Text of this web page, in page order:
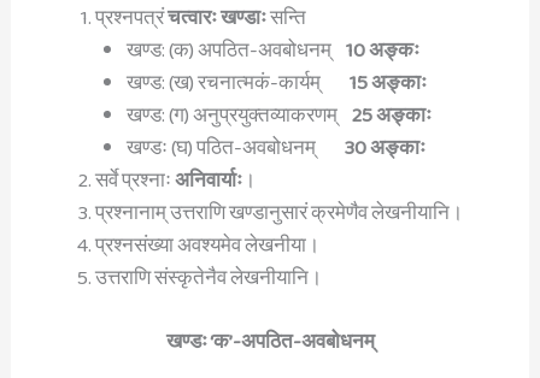
प्रश्नपत्रंचत्वारः खण्डाःसन्ति
खण्ड: (क) अपठित-अवबोधनम् 10 अङ्कः
खण्ड: (ख) रचनात्मकं-कार्यम् 15 अङ्काः
खण्ड: (ग) अनुप्रयुक्तव्याकरणम् 25 अङ्काः
खण्डः (घ) पठित-अवबोधनम् 30 अङ्काः
सर्वे प्रश्नाःअनिवार्याः।
प्रश्नानाम् उत्तराणि खण्डानुसारं क्रमेणैव लेखनीयानि।
प्रश्नसंख्या अवश्यमेव लेखनीया।
उत्तराणि संस्कृतेनैव लेखनीयानि।
खण्डः ‘क’-अपठित-अवबोधनम्